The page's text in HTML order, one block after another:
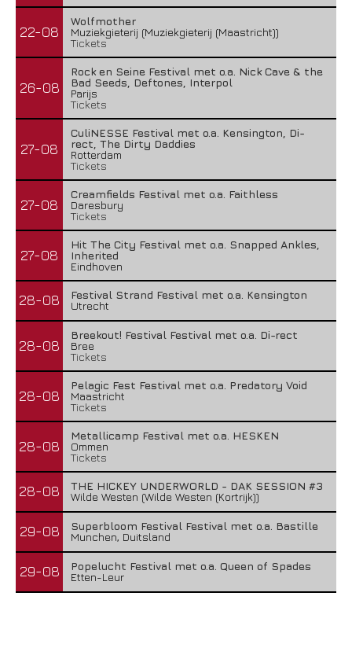
22-08
Wolfmother
Muziekgieterij (Muziekgieterij (Maastricht))
Tickets
26-08
Rock en Seine Festival met o.a. Nick Cave & the
Bad Seeds, Deftones, Interpol
Parijs
Tickets
27-08
CuliNESSE Festival met o.a. Kensington, Di-
rect, The Dirty Daddies
Rotterdam
Tickets
27-08
Creamfields Festival met o.a. Faithless
Daresbury
Tickets
27-08
Hit The City Festival met o.a. Snapped Ankles,
Inherited
Eindhoven
28-08
Festival Strand Festival met o.a. Kensington
Utrecht
28-08
Breekout! Festival Festival met o.a. Di-rect
Bree
Tickets
28-08
Pelagic Fest Festival met o.a. Predatory Void
Maastricht
Tickets
28-08
Metallicamp Festival met o.a. HESKEN
Ommen
Tickets
28-08
THE HICKEY UNDERWORLD - DAK SESSION #3
Wilde Westen (Wilde Westen (Kortrijk))
29-08
Superbloom Festival Festival met o.a. Bastille
Munchen, Duitsland
29-08
Popelucht Festival met o.a. Queen of Spades
Etten-Leur